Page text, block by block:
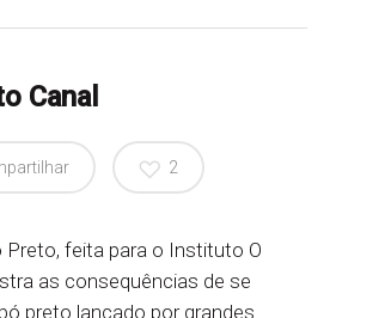
2
Preto, feita para o Instituto O
as consequências de se
preto lançado por grandes
Canal